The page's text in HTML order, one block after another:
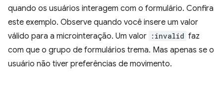
quando os usuários interagem com o formulário. Confira
este exemplo. Observe quando você insere um valor
válido para a microinteração. Um valor :invalid faz
com que o grupo de formulários trema. Mas apenas se o
usuário não tiver preferências de movimento.